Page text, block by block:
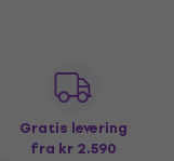
Gratis levering
fra kr 2.590